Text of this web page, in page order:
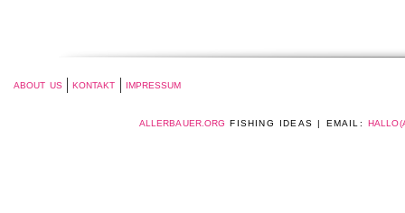
ABOUT US KONTAKT IMPRESSUM
ALLERBAUER.ORG FISHING IDEAS | EMAIL: